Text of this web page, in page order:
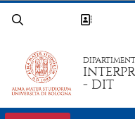
- DIT